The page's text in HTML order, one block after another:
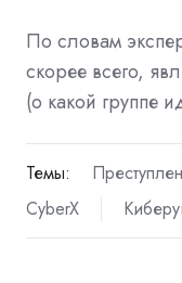
По словам
скорее всего,
(о какой группе
Темы:
CyberX